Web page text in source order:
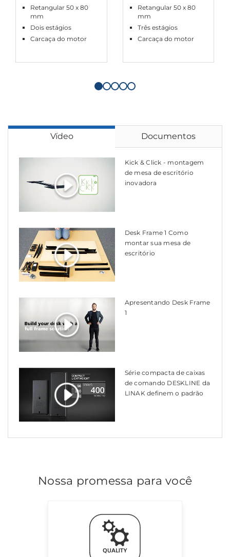
Retangular 50 x 80
mm
Dois estágios
Carcaça do motor
Retangular 50 x 80
mm
Três estágios
Carcaça do motor
Vídeo Documentos
Kick & Click - montagem
de mesa de escritório
inovadora
Desk Frame 1 Como
montar sua mesa de
escritório
Apresentando Desk Frame
1
Série compacta de caixas
de comando DESKLINE da
LINAK definem o padrão
Nossa promessa para você